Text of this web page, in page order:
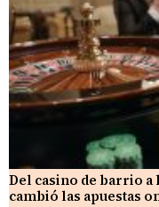
Del casino de barrio a
cambió las apuestas